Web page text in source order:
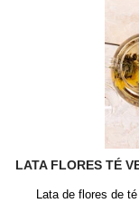
LATA FLORES TÉ
Lata de flores de